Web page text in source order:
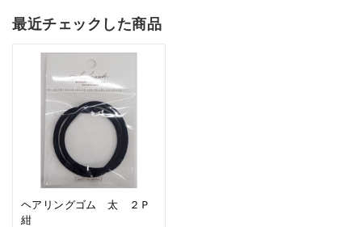
最近チェックした商品
ヘアリングゴム 太 ２Ｐ
紺